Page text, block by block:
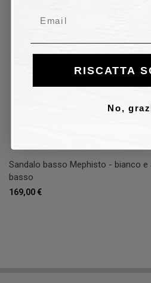
Sandalo basso Mephisto - bianco e
basso
169,00 €
RISCATTA
No,